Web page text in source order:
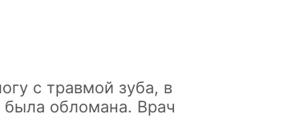
с травмой зуба, в
была обломана. Врач